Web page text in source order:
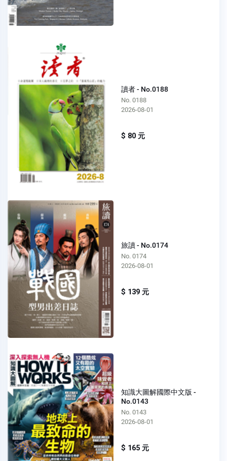
讀者 - No.0188
No. 0188
2026-08-01
$ 80 元
旅讀 - No.0174
No. 0174
2026-08-01
$ 139 元
知識大圖解國際中文版 -
No.0143
No. 0143
2026-08-01
$ 165 元